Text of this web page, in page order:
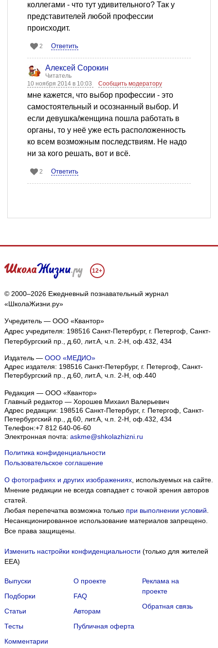
коллегами - что тут удивительного? Так у
представителей любой профессии
происходит.
2 Ответить
Алексей Сорокин
Читатель
10 ноября 2014 в 10:03
Сообщить модератору
мне кажется, что выбор профессии - это
самостоятельный и осознанный выбор. И
если девушка/женщина пошла работать в
органы, то у неё уже есть расположенность
ко всем возможным последствиям. Не надо
ни за кого решать, вот и всё.
2 Ответить
12+
© 2000–2026 Ежедневный познавательный журнал
«ШколаЖизни.ру»
Учредитель — ООО «Квантор»
Адрес учредителя: 198516 Санкт-Петербург, г. Петергоф, Санкт-
Петербургский пр., д.60, лит.А, ч.п. 2-Н, оф.432, 434
Издатель — ООО «МЕДИО»
Адрес издателя: 198516 Санкт-Петербург, г. Петергоф, Санкт-
Петербургский пр., д.60, лит.А, ч.п. 2-Н, оф.440
Редакция — ООО «Квантор»
Главный редактор — Хорошев Михаил Валерьевич
Адрес редакции: 198516 Санкт-Петербург, г. Петергоф, Санкт-
Петербургский пр., д.60, лит.А, ч.п. 2-Н, оф.432, 434
Телефон:+7 812 640-06-60
Электронная почта: askme@shkolazhizni.ru
Политика конфиденциальности
Пользовательское соглашение
О фотографиях и других изображениях, используемых на сайте.
Мнение редакции не всегда совпадает с точкой зрения авторов
статей.
Любая перепечатка возможна только при выполнении условий.
Несанкционированное использование материалов запрещено.
Все права защищены.
Изменить настройки конфиденциальности (только для жителей
EEA)
Выпуски
Подборки
Статьи
Тесты
Комментарии
О проекте
FAQ
Авторам
Публичная оферта
Реклама на
проекте
Обратная связь